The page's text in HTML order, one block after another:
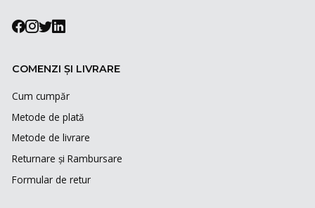
COMENZI ȘI LIVRARE
Cum cumpăr
Metode de plată
Metode de livrare
Returnare și Rambursare
Formular de retur